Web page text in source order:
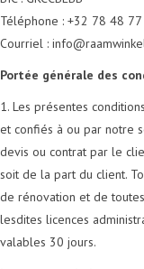
Téléphone : +32 78 48
Courriel :
Portée générale des
1. Les présentes
et confiés à ou par notre
devis ou contrat par le
soit de la part du client.
de rénovation et de
lesdites licences
valables 30 jours.